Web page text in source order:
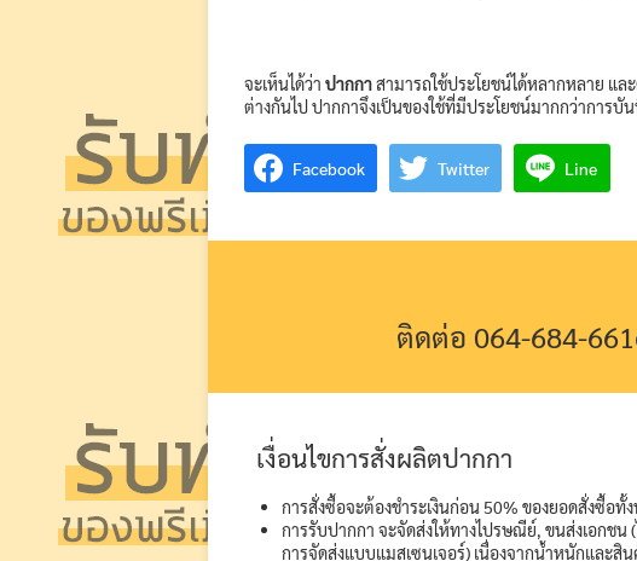
จะเห็นได้ว่า ปากกาสามารถใช้ประโยชน์ได้หลากหลาย แ
ต่างกันไป ปากกาจึงเป็นของใช้ที่มีประโยชน์มากกว่าการ
Facebook Twitter Line
ติดต่อ 064-684-
เงื่อนไขการสั่งผลิตปากกา
การสั่งซื้อจะต้องชำระเงินก่อน 50% ของยอดสั่งซื้อทั้
การรับปากกา จะจัดส่งให้ทางไปรษณีย์, ขนส่งเอกชน
การจัดส่งแบบแมสเซนเจอร์) เนื่องจากน้ำหนักและสิน